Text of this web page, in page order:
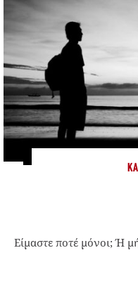
Είμαστε ποτέ μόνοι; Ή